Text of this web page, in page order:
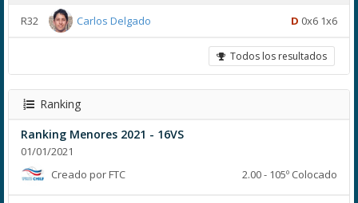
R32 Carlos Delgado D 0x6 1x6
Todos los resultados
Ranking
Ranking Menores 2021 - 16VS
01/01/2021
Creado por FTC
2.00 - 105º Colocado